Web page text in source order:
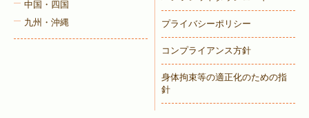
中国・四国
九州・沖縄
プライバシーポリシー
コンプライアンス方針
身体拘束等の適正化のための指
針